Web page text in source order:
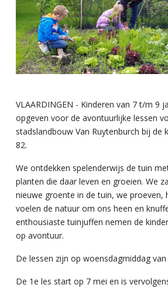
VLAARDINGEN - Kinderen van 7 t/m 9
opgeven voor de avontuurlijke lessen
stadslandbouw Van Ruytenburch bij de
82.
We ontdekken spelenderwijs de tuin
planten die daar leven en groeien. We
nieuwe groente in de tuin, we proeven,
voelen de natuur om ons heen en
enthousiaste tuinjuffen nemen de
op avontuur.
De lessen zijn op woensdagmiddag van
De 1e les start op 7 mei en is